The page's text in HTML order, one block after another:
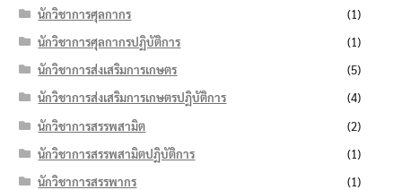
นักวิชาการศุลกากร
(1)
นักวิชาการศุลกากรปฏิบัติการ
(1)
นักวิชาการส่งเสริมการเกษตร
(5)
นักวิชาการส่งเสริมการเกษตรปฏิบัติการ
(4)
นักวิชาการสรรพสามิต
(2)
นักวิชาการสรรพสามิตปฏิบัติการ
(1)
นักวิชาการสรรพากร
(1)